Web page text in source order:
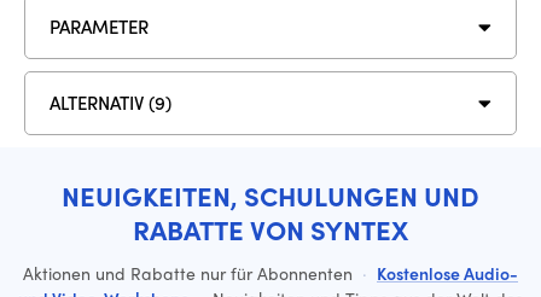
PARAMETER
ALTERNATIV (9)
NEUIGKEITEN, SCHULUNGEN UND
RABATTE VON SYNTEX
Aktionen und Rabatte nur für Abonnenten · Kostenlose Audio-